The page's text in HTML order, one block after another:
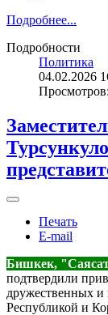
Подробнее...
Подробности
Политика
04.02.2026
Печать
E-mail
Бишкек,
подтвердили
дружественных
Республикой и